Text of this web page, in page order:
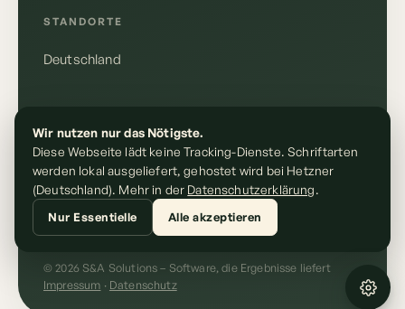
STANDORTE
Deutschland
Impressum
Datenschutz
© 2026 S&A Solutions – Software, die Ergebnisse liefert
Impressum · Datenschutz
E-Mail schreiben
kontakt@sundasolutions.de
Wir nutzen nur das Nötigste.
Diese Webseite lädt keine Tracking-Dienste. Schriftarten
werden lokal ausgeliefert, gehostet wird bei Hetzner
(Deutschland). Mehr in der Datenschutzerklärung.
Nur Essentielle Alle akzeptieren